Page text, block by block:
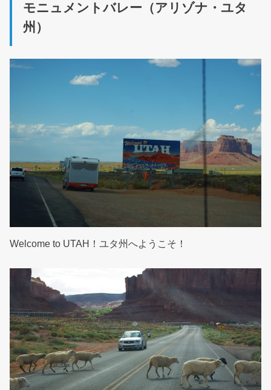
モニュメントバレー（アリゾナ・ユタ
州）
Welcome to UTAH！ユタ州へようこそ！